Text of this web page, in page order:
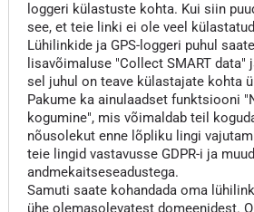
loggeri külastuste kohta. Kui siin
see, et teie linki ei ole veel
Lühilinkide ja GPS-loggeri puhul
lisavõimaluse "Collect SMART data"
sel juhul on teave külastajate kohta
Pakume ka ainulaadset funktsiooni
kogumine", mis võimaldab teil
nõusolekut enne lõpliku lingi
teie lingid vastavusse GDPR-i ja
andmekaitseseadustega.
Samuti saate kohandada oma
ühe olemasolevatest domeenidest.